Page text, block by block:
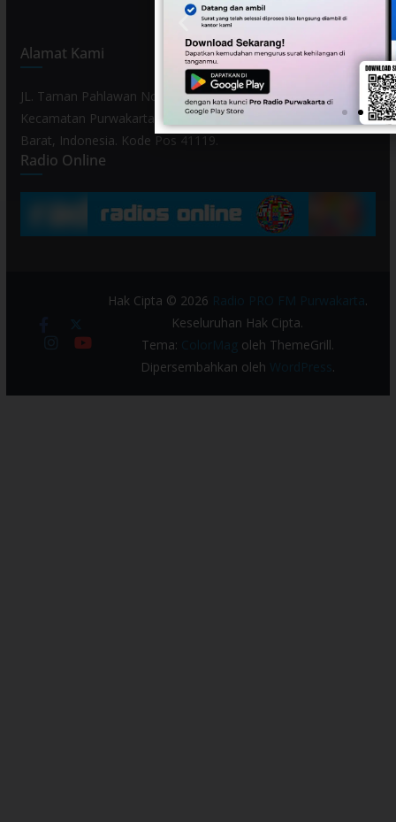
Alamat Kami
JL. Taman Pahlawan No. 80, Kelurahan Purwamekar,
Kecamatan Purwakarta, Kabupaten Purwakarta, Provinsi Jawa
Barat, Indonesia. Kode Pos 41119.
Radio Online
Hak Cipta © 2026 Radio PRO FM Purwakarta.
Keseluruhan Hak Cipta.
Tema: ColorMagoleh ThemeGrill.
Dipersembahkan oleh WordPress .